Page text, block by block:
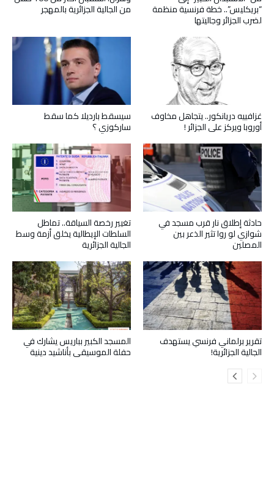
من الجالية الجزائرية بالمهجر “بريكليس”.. خطة فرنسية منظمة
لضرب الجزائر وجاليتها
سيسقط بارديلا كما سقط
ساركوزي ؟
غزافييه دريانكور.. يتجاهل مخاوف
أوروبا ويركز على الجزائر !
تغيير رخصة السياقة.. تماطل
السلطات الإيطالية يخلق أزمة وسط
الجالية الجزائرية
حادثة إطلاق نار قرب مسجد في
شوازي لو روا تثير الذعر بين
المصلين
المسجد الكبير بباريس يشارك في
حفلة الموسيقى بأناشيد دينية
تقرير برلماني فرنسي يستهدف
الجالية الجزائرية!